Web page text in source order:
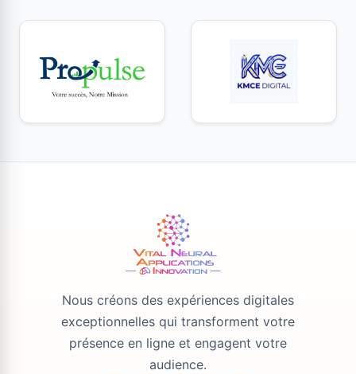
Nous créons des expériences digitales
exceptionnelles qui transforment votre
présence en ligne et engagent votre
audience.